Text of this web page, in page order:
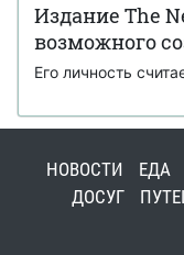
Издание The
возможного
Его личность
НОВОСТИ ЕДА
ДОСУГ